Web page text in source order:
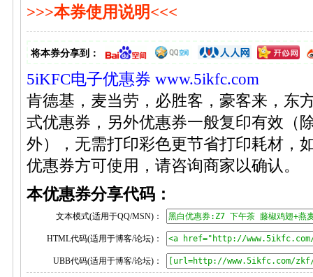
>>>本券使用说明<<<
将本券分享到：
5iKFC电子优惠券 www.5ikfc.com
肯德基，麦当劳，必胜客，豪客来，东
式优惠券，另外优惠券一般复印有效（
外），无需打印彩色更节省打印耗材，
优惠券方可使用，请咨询商家以确认。
本优惠券分享代码：
文本模式(适用于QQ/MSN)：
HTML代码(适用于博客/论坛)：
UBB代码(适用于博客/论坛)：